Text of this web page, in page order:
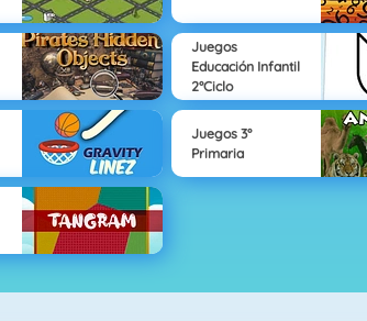
Juegos
Educación Infantil
2°Ciclo
Juegos 3°
Primaria